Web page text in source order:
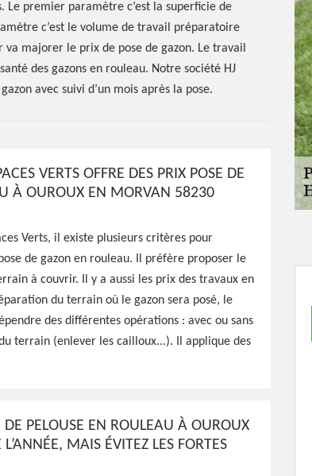
Verts peut
chez vous pour
travail de
Le premier paramètre c’est la superficie de
c’est le volume de travail préparatoire
majorer le prix de pose de gazon. Le travail
des gazons en rouleau. Notre société HJ
avec suivi d’un mois après la pose.
VERTS OFFRE DES PRIX POSE DE
À OUROUX EN MORVAN 58230
Verts, il existe plusieurs critères pour
de gazon en rouleau. Il préfère proposer le
à couvrir. Il y a aussi les prix des travaux en
du terrain où le gazon sera posé, le
des différentes opérations : avec ou sans
terrain (enlever les cailloux...). Il applique des
DE PELOUSE EN ROULEAU À OUROUX
MAIS ÉVITEZ LES FORTES